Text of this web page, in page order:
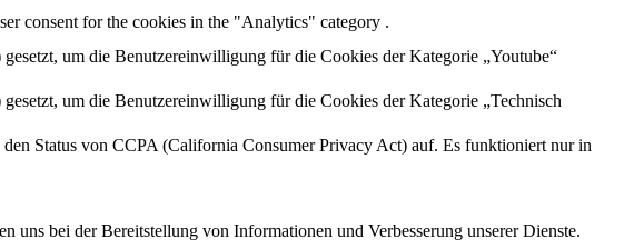
consent for the cookies in the "Analytics" category .
um die Benutzereinwilligung für die Cookies der Kategorie „Youtube“
um die Benutzereinwilligung für die Cookies der Kategorie „Technisch
Status von CCPA (California Consumer Privacy Act) auf. Es funktioniert nur in
uns bei der Bereitstellung von Informationen und Verbesserung unserer Dienste.